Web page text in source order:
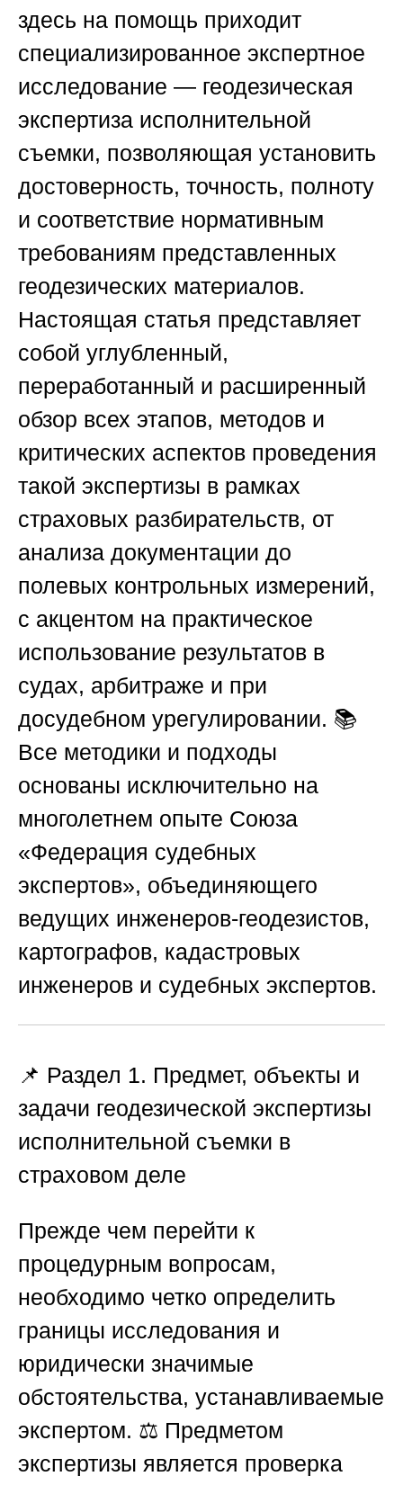
здесь на помощь приходит
специализированное экспертное
исследование — геодезическая
экспертиза исполнительной
съемки, позволяющая установить
достоверность, точность, полноту
и соответствие нормативным
требованиям представленных
геодезических материалов.
Настоящая статья представляет
собой углубленный,
переработанный и расширенный
обзор всех этапов, методов и
критических аспектов проведения
такой экспертизы в рамках
страховых разбирательств, от
анализа документации до
полевых контрольных измерений,
с акцентом на практическое
использование результатов в
судах, арбитраже и при
досудебном урегулировании. 📚
Все методики и подходы
основаны исключительно на
многолетнем опыте Союза
«Федерация судебных
экспертов», объединяющего
ведущих инженеров-геодезистов,
картографов, кадастровых
инженеров и судебных экспертов.
📌 Раздел 1. Предмет, объекты и
задачи геодезической экспертизы
исполнительной съемки в
страховом деле
Прежде чем перейти к
процедурным вопросам,
необходимо четко определить
границы исследования и
юридически значимые
обстоятельства, устанавливаемые
экспертом. ⚖️ Предметом
экспертизы является проверка